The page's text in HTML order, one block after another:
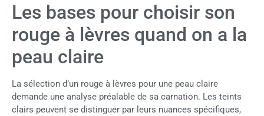
Les bases pour choisir son
rouge à lèvres quand on a la
peau claire
La sélection d’un rouge à lèvres pour une peau claire
demande une analyse préalable de sa carnation. Les teints
clairs peuvent se distinguer par leurs nuances spécifiques,